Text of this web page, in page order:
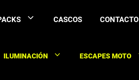
CASCOS CONTACTO
ILUMINACIÓN ESCAPES MOTO